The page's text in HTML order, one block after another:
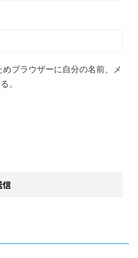
ブラウザーに自分の名前、メ
。